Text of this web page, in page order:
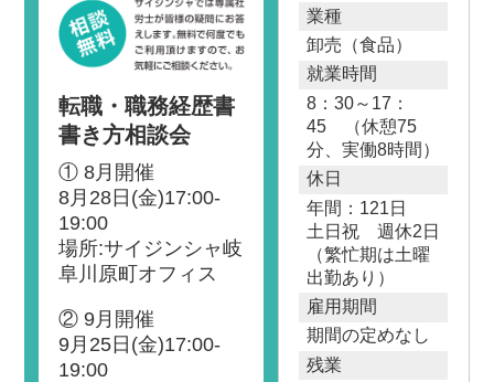
業種
卸売（食品）
就業時間
8：30～17：
45 （休憩75
分、実働8時間）
休日
年間：121日
土日祝 週休2日
（繁忙期は土曜
出勤あり）
雇用期間
期間の定めなし
残業
転職・職務経歴書
書き方相談会
① 8月開催
8月28日(金)17:00-
19:00
場所:サイジンシャ岐
阜川原町オフィス
② 9月開催
9月25日(金)17:00-
19:00